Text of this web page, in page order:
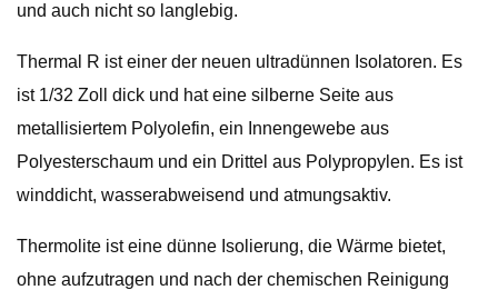
und auch nicht so langlebig.
Thermal R ist einer der neuen ultradünnen Isolatoren. Es
ist 1/32 Zoll dick und hat eine silberne Seite aus
metallisiertem Polyolefin, ein Innengewebe aus
Polyesterschaum und ein Drittel aus Polypropylen. Es ist
winddicht, wasserabweisend und atmungsaktiv.
Thermolite ist eine dünne Isolierung, die Wärme bietet,
ohne aufzutragen und nach der chemischen Reinigung